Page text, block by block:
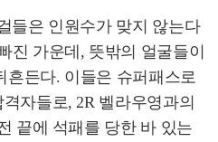
들은 인원수가 맞지 않는다
진 가운데, 뜻밖의 얼굴들이
흔든다. 이들은 슈퍼패스로
자들로, 2R 벨라우영과의
끝에 석패를 당한 바 있는